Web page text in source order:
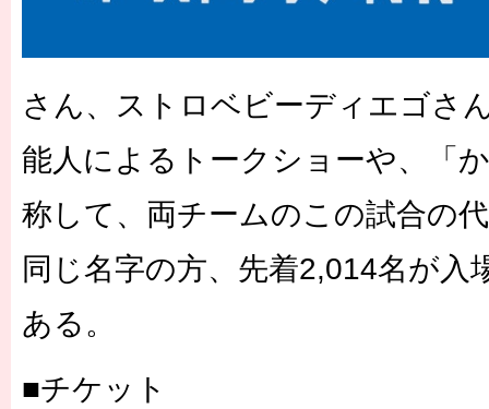
さん、ストロベビーディエゴさ
能人によるトークショーや、「
称して、両チームのこの試合の
同じ名字の方、先着2,014名が入
ある。
■チケット